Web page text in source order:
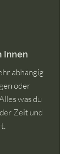
Innen
abhängig
oder
was du
Zeit und